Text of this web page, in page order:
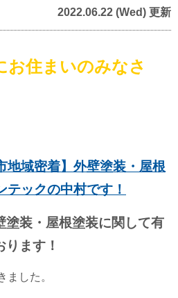
2022.06.22 (Wed) 更新
お住まいのみなさ
地域密着】外壁塗装・屋根
テックの中村です！
塗装・屋根塗装に関して有
ます！
ました。